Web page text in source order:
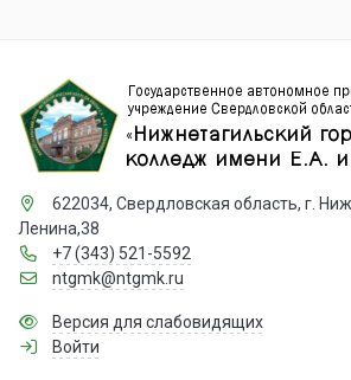
622034, Свердловская область, г.
Ленина,38
+7 (343) 521-5592
ntgmk@ntgmk.ru
Версия для слабовидящих
Войти